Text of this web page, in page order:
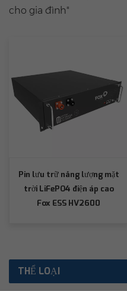
cho gia đình"
Pin lưu trữ năng lượng mặt
trời LiFePO4 điện áp cao
Fox ESS HV2600
THỂ LOẠI